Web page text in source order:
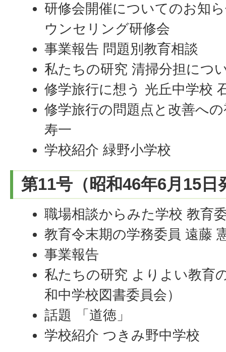
研修会開催についてのお知
ウンセリング研修会
事業報告 問題別教育相談
私たちの研究 清掃分担につ
修学旅行に想う 光丘中学校
修学旅行の問題点と改善へ
寿一
学校紹介 緑野小学校
第11号（昭和46年6月15日
職場相談からみた学校 教育
教育令末期の学務委員 遠藤
事業報告
私たちの研究 よりよい教育
和中学校図書委員会）
話題 「道徳」
学校紹介 つきみ野中学校